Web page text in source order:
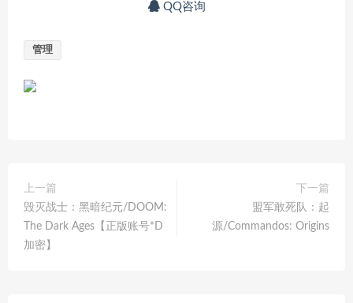
QQ咨询
管理
上一篇
毁灭战士：黑暗纪元/DOOM:
The Dark Ages【正版账号*D
加密】
下一篇
盟军敢死队：起
源/Commandos: Origins